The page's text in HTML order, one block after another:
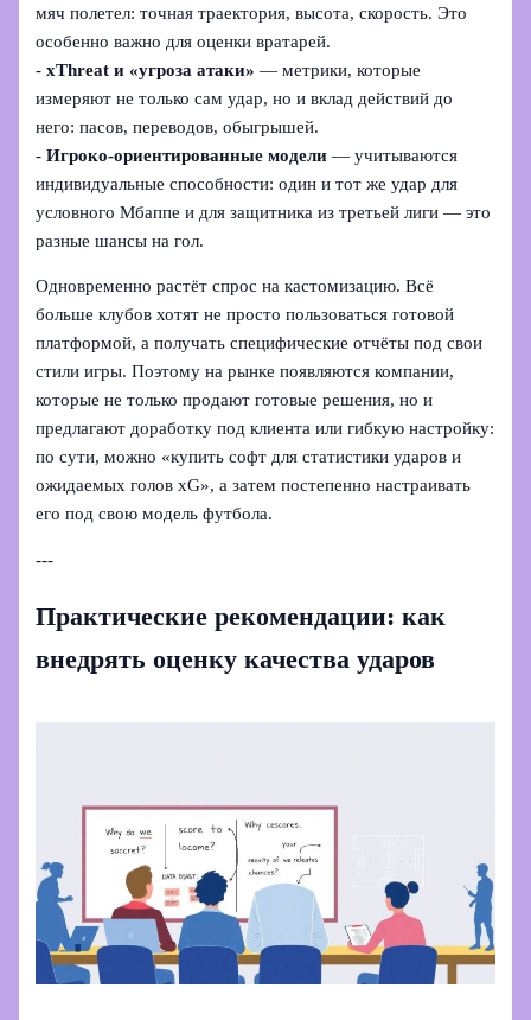
мяч полетел: точная траектория, высота, скорость. Это
особенно важно для оценки вратарей.
-xThreat и «угроза атаки» — метрики, которые
измеряют не только сам удар, но и вклад действий до
него: пасов, переводов, обыгрышей.
-Игроко-ориентированные модели — учитываются
индивидуальные способности: один и тот же удар для
условного Мбаппе и для защитника из третьей лиги — это
разные шансы на гол.
Одновременно растёт спрос на кастомизацию. Всё
больше клубов хотят не просто пользоваться готовой
платформой, а получать специфические отчёты под свои
стили игры. Поэтому на рынке появляются компании,
которые не только продают готовые решения, но и
предлагают доработку под клиента или гибкую настройку:
по сути, можно «купить софт для статистики ударов и
ожидаемых голов xG», а затем постепенно настраивать
его под свою модель футбола.
---
Практические рекомендации: как
внедрять оценку качества ударов